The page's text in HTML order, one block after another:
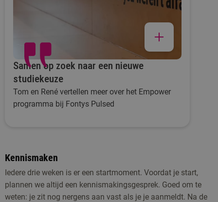
Samen op zoek naar een nieuwe
studiekeuze
Tom en René vertellen meer over het Empower
programma bij Fontys Pulsed
Kennismaken
Iedere drie weken is er een startmoment. Voordat je start,
plannen we altijd een kennismakingsgesprek. Goed om te
weten: je zit nog nergens aan vast als je je aanmeldt. Na de